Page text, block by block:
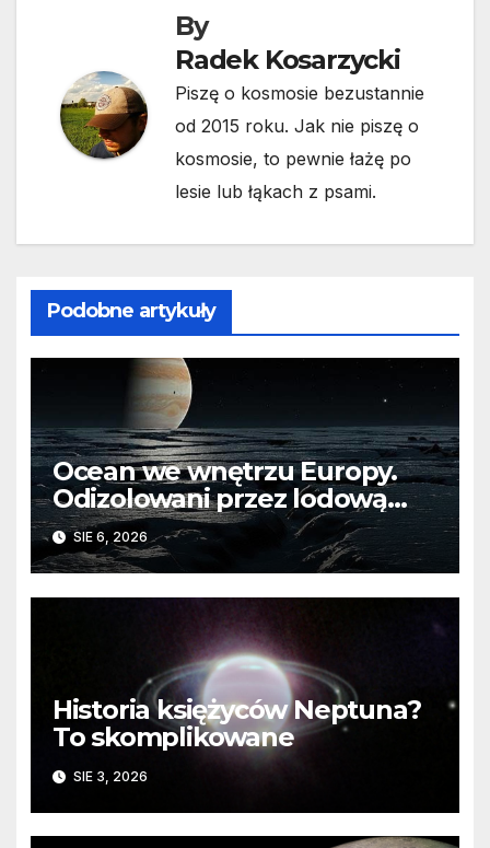
By
Radek Kosarzycki
Piszę o kosmosie bezustannie
od 2015 roku. Jak nie piszę o
kosmosie, to pewnie łażę po
lesie lub łąkach z psami.
Podobne artykuły
Ocean we wnętrzu Europy.
Odizolowani przez lodową
barierę
SIE 6, 2026
Historia księżyców Neptuna?
To skomplikowane
SIE 3, 2026